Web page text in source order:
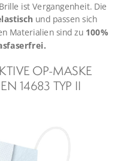
ist Vergangenheit. Die
und passen sich
Materialien sind zu 100%
OP-MASKE
14683 TYP II